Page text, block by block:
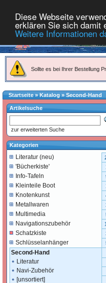
Diese Webseite
erklären Sie sich damit
Weitere Informationen
Sollte es bei Ihrer Bestellung
Startseite»Katalog » Second-Hand
Artikelsuche
zur erweiterten Suche
Kategorien
Literatur (neu)
'Bücherkiste'
Info-Tafeln
Kleinteile Boot
Knotenkunst
Metallwaren
Multimedia
Navigationszubehör
Schatzkiste
Schlüsselanhänger
Second-Hand
Literatur
Navi-Zubehör
[unsortiert]